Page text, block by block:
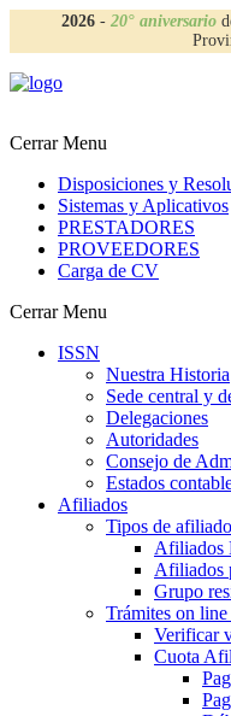
2026 - 20° aniversario
Cerrar Menu
Disposiciones y
Sistemas y Aplicativos
PRESTADORES
PROVEEDORES
Carga de CV
Cerrar Menu
ISSN
Nuestra Historia
Sede central y
Delegaciones
Autoridades
Consejo de
Estados
Afiliados
Tipos de
Afiliados
Afiliados
Grupo
Trámites on
Verificar
Cuota